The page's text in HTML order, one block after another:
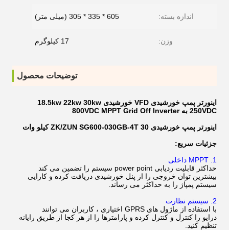
اندازه بسته: 605 * 335 * 305 (میلی متر)
وزن: 17 کیلوگرم
توضیحات محصول
اینورتر پمپ خورشیدی VFD خورشیدی 18.5kw 22kw 30kw
250VDC به 800VDC MPPT Grid Off Inverter
اینورتر پمپ خورشیدی ZK/ZUN SG600-030GB-4T 30 کیلو وات
جزئیات سریع:
1. MPPT داخلی
حداکثر قابلیت ردیابی power point سیستم را تضمین می کند
بیشترین توان خروجی را از پنل خورشیدی دریافت کرده و کارایی
سیستم پمپاژ را به حداکثر می رساند.
2. سیستم نظارت
با استفاده از ماژول های GPRS اختیاری ، کاربران می توانند
درایو را کنترل و کنترل کرده و پارامترها را از هر کجا از طریق رایانه
تنظیم کنید.